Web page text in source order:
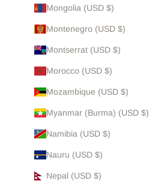
Mongolia (USD $)
Montenegro (USD $)
Montserrat (USD $)
Morocco (USD $)
Mozambique (USD $)
Myanmar (Burma) (USD $)
Namibia (USD $)
Nauru (USD $)
Nepal (USD $)